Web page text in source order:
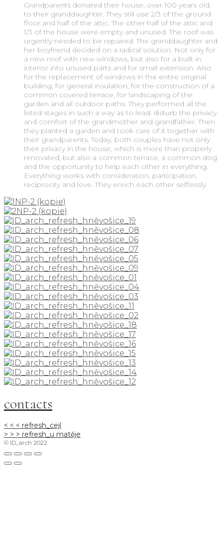
Grandparents donated their house, over 100 years old,
to their granddaughter. They still use 2/3 of the ground
floor and half of the attic. The other half of the attic and
1/3 of the house were empty and unused. The roof was
urgently needed to be repaired. The granddaughter and
her boyfriend decided on a radical solution. Not only for
a new roof with new windows, but also for a built-in
interior into unused parts and for small extension. Also
for the replacement of windows in the entire original
building, for general insulation, for the construction of a
common covered terrace, for landscaping of the
garden and all outdoor paths. They performed all the
listed stages in such a way as to least disturb the privacy
and comfort of the grandmother and grandfather. Then
they planted a garden and took care of it together with
their grandparents. Today, both couples have not only
their privacy in the house, which is more than properly
renovated, but also a common terrace, a common dog
and the opportunity to help each other in everything.
Everything works with consideration, participation,
reciprocity and love. They enrich each other selflessly.
contacts
< < < refresh_cejl
> > > refresh_u matěje
© ID_arch 2022